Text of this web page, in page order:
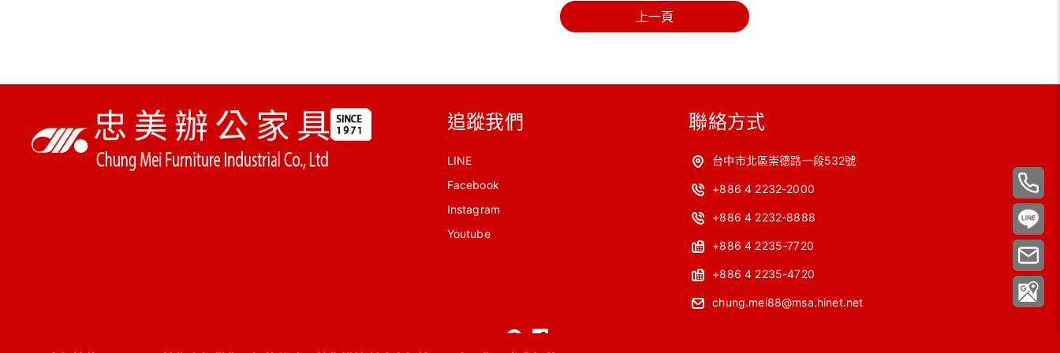
上一頁
追蹤我們
LINE
Facebook
Instagram
Youtube
聯絡方式
台中市北區崇德路一段532號
+886 4 2232-2000
+886 4 2232-8888
+886 4 2235-7720
+886 4 2235-4720
chung.mei88@msa.hinet.net